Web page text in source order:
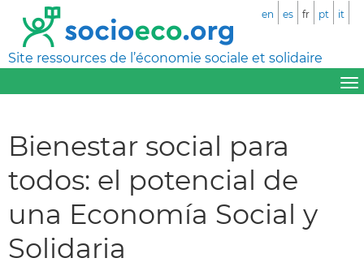
Site ressources de l’économie sociale et solidaire
en es fr pt it
Bienestar social para
todos: el potencial de
una Economía Social y
Solidaria